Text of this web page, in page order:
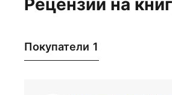
Рецензии на
Покупатели 1